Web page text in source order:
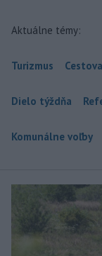
Aktuálne témy:
Turizmus
Dielo týždňa
Komunálne voľby